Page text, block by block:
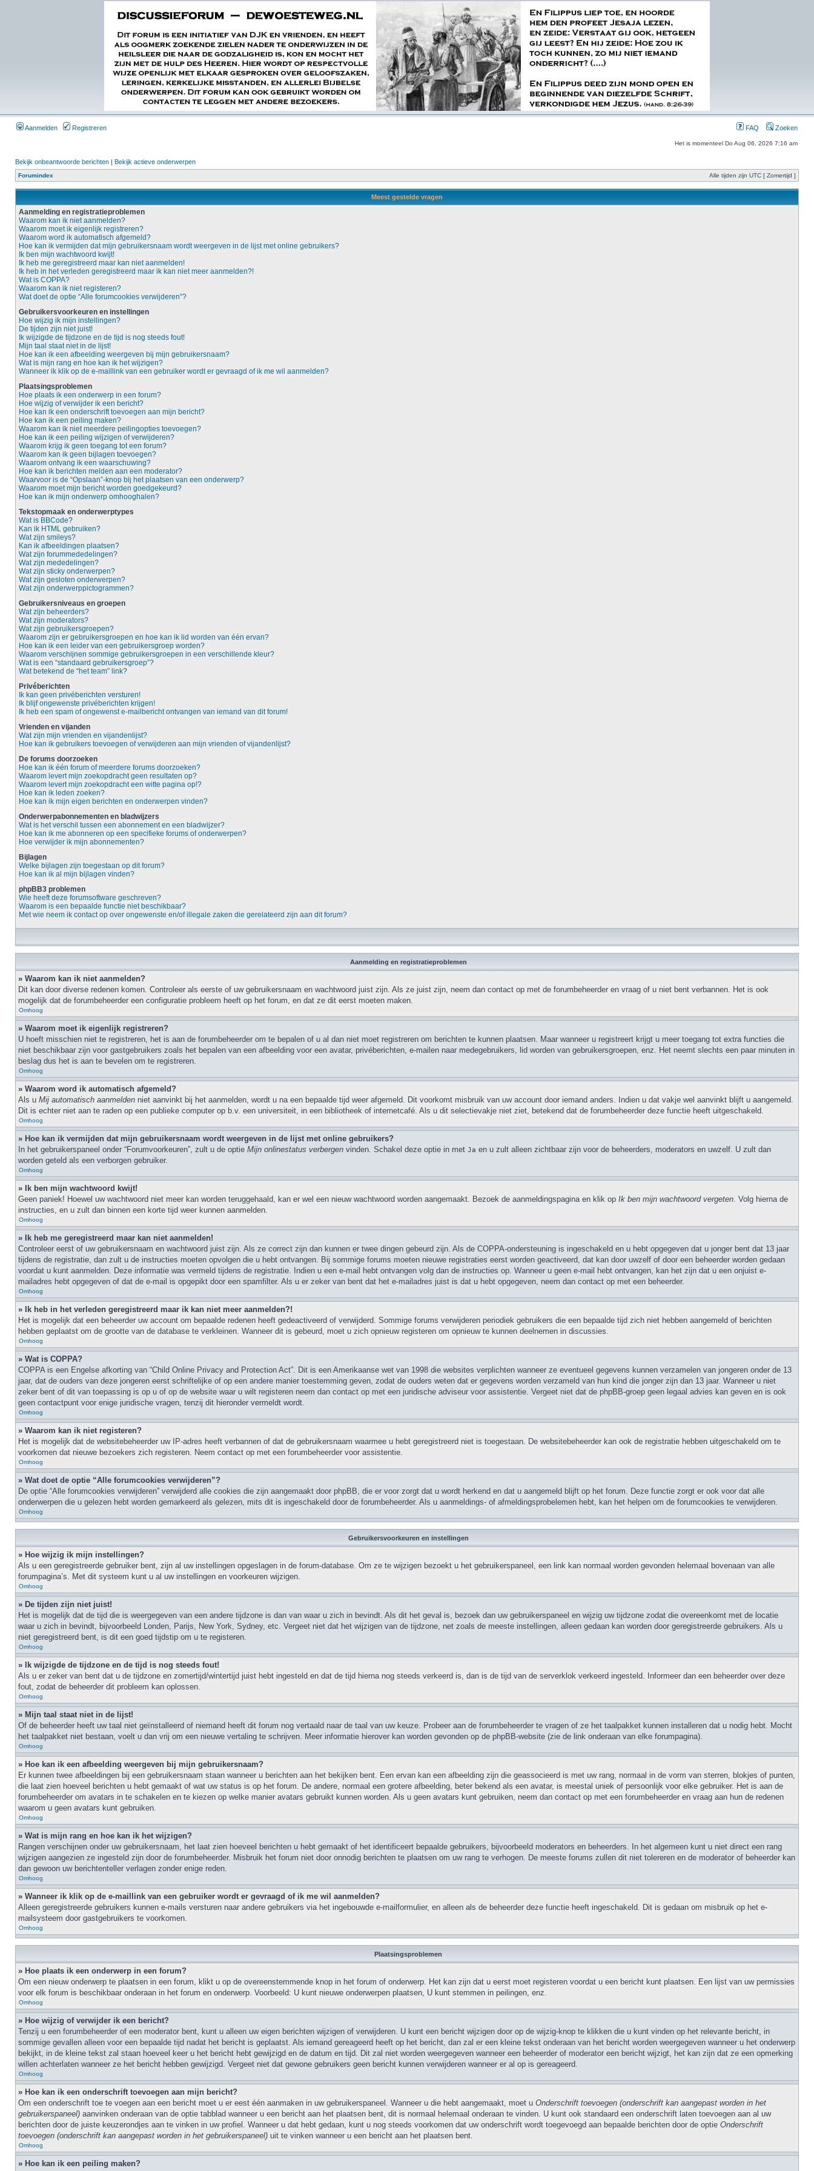
Aanmelden Registreren FAQ Zoeken
Het is momenteel Do Aug 06, 2026 7:16 am
Bekijk onbeantwoorde berichten | Bekijk actieve onderwerpen
Forumindex Alle tijden zijn UTC [ Zomertijd ]
Meest gestelde vragen
Aanmelding en registratieproblemen
Waarom kan ik niet aanmelden?
Waarom moet ik eigenlijk registreren?
Waarom word ik automatisch afgemeld?
Hoe kan ik vermijden dat mijn gebruikersnaam wordt weergeven in de lijst met online gebruikers?
Ik ben mijn wachtwoord kwijt!
Ik heb me geregistreerd maar kan niet aanmelden!
Ik heb in het verleden geregistreerd maar ik kan niet meer aanmelden?!
Wat is COPPA?
Waarom kan ik niet registeren?
Wat doet de optie “Alle forumcookies verwijderen”?
Gebruikersvoorkeuren en instellingen
Hoe wijzig ik mijn instellingen?
De tijden zijn niet juist!
Ik wijzigde de tijdzone en de tijd is nog steeds fout!
Mijn taal staat niet in de lijst!
Hoe kan ik een afbeelding weergeven bij mijn gebruikersnaam?
Wat is mijn rang en hoe kan ik het wijzigen?
Wanneer ik klik op de e-maillink van een gebruiker wordt er gevraagd of ik me wil aanmelden?
Plaatsingsproblemen
Hoe plaats ik een onderwerp in een forum?
Hoe wijzig of verwijder ik een bericht?
Hoe kan ik een onderschrift toevoegen aan mijn bericht?
Hoe kan ik een peiling maken?
Waarom kan ik niet meerdere peilingopties toevoegen?
Hoe kan ik een peiling wijzigen of verwijderen?
Waarom krijg ik geen toegang tot een forum?
Waarom kan ik geen bijlagen toevoegen?
Waarom ontvang ik een waarschuwing?
Hoe kan ik berichten melden aan een moderator?
Waarvoor is de “Opslaan”-knop bij het plaatsen van een onderwerp?
Waarom moet mijn bericht worden goedgekeurd?
Hoe kan ik mijn onderwerp omhooghalen?
Tekstopmaak en onderwerptypes
Wat is BBCode?
Kan ik HTML gebruiken?
Wat zijn smileys?
Kan ik afbeeldingen plaatsen?
Wat zijn forummededelingen?
Wat zijn mededelingen?
Wat zijn sticky onderwerpen?
Wat zijn gesloten onderwerpen?
Wat zijn onderwerppictogrammen?
Gebruikersniveaus en groepen
Wat zijn beheerders?
Wat zijn moderators?
Wat zijn gebruikersgroepen?
Waarom zijn er gebruikersgroepen en hoe kan ik lid worden van één ervan?
Hoe kan ik een leider van een gebruikersgroep worden?
Waarom verschijnen sommige gebruikersgroepen in een verschillende kleur?
Wat is een “standaard gebruikersgroep”?
Wat betekend de “het team” link?
Privéberichten
Ik kan geen privéberichten versturen!
Ik blijf ongewenste privéberichten krijgen!
Ik heb een spam of ongewenst e-mailbericht ontvangen van iemand van dit forum!
Vrienden en vijanden
Wat zijn mijn vrienden en vijandenlijst?
Hoe kan ik gebruikers toevoegen of verwijderen aan mijn vrienden of vijandenlijst?
De forums doorzoeken
Hoe kan ik één forum of meerdere forums doorzoeken?
Waarom levert mijn zoekopdracht geen resultaten op?
Waarom levert mijn zoekopdracht een witte pagina op!?
Hoe kan ik leden zoeken?
Hoe kan ik mijn eigen berichten en onderwerpen vinden?
Onderwerpabonnementen en bladwijzers
Wat is het verschil tussen een abonnement en een bladwijzer?
Hoe kan ik me abonneren op een specifieke forums of onderwerpen?
Hoe verwijder ik mijn abonnementen?
Bijlagen
Welke bijlagen zijn toegestaan op dit forum?
Hoe kan ik al mijn bijlagen vinden?
phpBB3 problemen
Wie heeft deze forumsoftware geschreven?
Waarom is een bepaalde functie niet beschikbaar?
Met wie neem ik contact op over ongewenste en/of illegale zaken die gerelateerd zijn aan dit forum?
Aanmelding en registratieproblemen
» Waarom kan ik niet aanmelden?
Dit kan door diverse redenen komen. Controleer als eerste of uw gebruikersnaam en wachtwoord juist zijn. Als ze juist zijn, neem dan contact op met de forumbeheerder en vraag of u niet bent verbannen. Het is ook
mogelijk dat de forumbeheerder een configuratie probleem heeft op het forum, en dat ze dit eerst moeten maken.
Omhoog
» Waarom moet ik eigenlijk registreren?
U hoeft misschien niet te registreren, het is aan de forumbeheerder om te bepalen of u al dan niet moet registreren om berichten te kunnen plaatsen. Maar wanneer u registreert krijgt u meer toegang tot extra functies die
niet beschikbaar zijn voor gastgebruikers zoals het bepalen van een afbeelding voor een avatar, privéberichten, e-mailen naar medegebruikers, lid worden van gebruikersgroepen, enz. Het neemt slechts een paar minuten in
beslag dus het is aan te bevelen om te registreren.
Omhoog
» Waarom word ik automatisch afgemeld?
Als u Mij automatisch aanmelden niet aanvinkt bij het aanmelden, wordt u na een bepaalde tijd weer afgemeld. Dit voorkomt misbruik van uw account door iemand anders. Indien u dat vakje wel aanvinkt blijft u aangemeld.
Dit is echter niet aan te raden op een publieke computer op b.v. een universiteit, in een bibliotheek of internetcafé. Als u dit selectievakje niet ziet, betekend dat de forumbeheerder deze functie heeft uitgeschakeld.
Omhoog
» Hoe kan ik vermijden dat mijn gebruikersnaam wordt weergeven in de lijst met online gebruikers?
In het gebruikerspaneel onder “Forumvoorkeuren”, zult u de optie Mijn onlinestatus verbergen vinden. Schakel deze optie in met Ja en u zult alleen zichtbaar zijn voor de beheerders, moderators en uwzelf. U zult dan
worden geteld als een verborgen gebruiker.
Omhoog
» Ik ben mijn wachtwoord kwijt!
Geen paniek! Hoewel uw wachtwoord niet meer kan worden teruggehaald, kan er wel een nieuw wachtwoord worden aangemaakt. Bezoek de aanmeldingspagina en klik op Ik ben mijn wachtwoord vergeten. Volg hierna de
instructies, en u zult dan binnen een korte tijd weer kunnen aanmelden.
Omhoog
» Ik heb me geregistreerd maar kan niet aanmelden!
Controleer eerst of uw gebruikersnaam en wachtwoord juist zijn. Als ze correct zijn dan kunnen er twee dingen gebeurd zijn. Als de COPPA-ondersteuning is ingeschakeld en u hebt opgegeven dat u jonger bent dat 13 jaar
tijdens de registratie, dan zult u de instructies moeten opvolgen die u hebt ontvangen. Bij sommige forums moeten nieuwe registraties eerst worden geactiveerd, dat kan door uwzelf of door een beheerder worden gedaan
voordat u kunt aanmelden. Deze informatie was vermeld tijdens de registratie. Indien u een e-mail hebt ontvangen volg dan de instructies op. Wanneer u geen e-mail hebt ontvangen, kan het zijn dat u een onjuist e-
mailadres hebt opgegeven of dat de e-mail is opgepikt door een spamfilter. Als u er zeker van bent dat het e-mailadres juist is dat u hebt opgegeven, neem dan contact op met een beheerder.
Omhoog
» Ik heb in het verleden geregistreerd maar ik kan niet meer aanmelden?!
Het is mogelijk dat een beheerder uw account om bepaalde redenen heeft gedeactiveerd of verwijderd. Sommige forums verwijderen periodiek gebruikers die een bepaalde tijd zich niet hebben aangemeld of berichten
hebben geplaatst om de grootte van de database te verkleinen. Wanneer dit is gebeurd, moet u zich opnieuw registeren om opnieuw te kunnen deelnemen in discussies.
Omhoog
» Wat is COPPA?
COPPA is een Engelse afkorting van “Child Online Privacy and Protection Act”. Dit is een Amerikaanse wet van 1998 die websites verplichten wanneer ze eventueel gegevens kunnen verzamelen van jongeren onder de 13
jaar, dat de ouders van deze jongeren eerst schriftelijke of op een andere manier toestemming geven, zodat de ouders weten dat er gegevens worden verzameld van hun kind die jonger zijn dan 13 jaar. Wanneer u niet
zeker bent of dit van toepassing is op u of op de website waar u wilt registeren neem dan contact op met een juridische adviseur voor assistentie. Vergeet niet dat de phpBB-groep geen legaal advies kan geven en is ook
geen contactpunt voor enige juridische vragen, tenzij dit hieronder vermeldt wordt.
Omhoog
» Waarom kan ik niet registeren?
Het is mogelijk dat de websitebeheerder uw IP-adres heeft verbannen of dat de gebruikersnaam waarmee u hebt geregistreerd niet is toegestaan. De websitebeheerder kan ook de registratie hebben uitgeschakeld om te
voorkomen dat nieuwe bezoekers zich registeren. Neem contact op met een forumbeheerder voor assistentie.
Omhoog
» Wat doet de optie “Alle forumcookies verwijderen”?
De optie “Alle forumcookies verwijderen” verwijderd alle cookies die zijn aangemaakt door phpBB, die er voor zorgt dat u wordt herkend en dat u aangemeld blijft op het forum. Deze functie zorgt er ook voor dat alle
onderwerpen die u gelezen hebt worden gemarkeerd als gelezen, mits dit is ingeschakeld door de forumbeheerder. Als u aanmeldings- of afmeldingsprobelemen hebt, kan het helpen om de forumcookies te verwijderen.
Omhoog
Gebruikersvoorkeuren en instellingen
» Hoe wijzig ik mijn instellingen?
Als u een geregistreerde gebruiker bent, zijn al uw instellingen opgeslagen in de forum-database. Om ze te wijzigen bezoekt u het gebruikerspaneel, een link kan normaal worden gevonden helemaal bovenaan van alle
forumpagina’s. Met dit systeem kunt u al uw instellingen en voorkeuren wijzigen.
Omhoog
» De tijden zijn niet juist!
Het is mogelijk dat de tijd die is weergegeven van een andere tijdzone is dan van waar u zich in bevindt. Als dit het geval is, bezoek dan uw gebruikerspaneel en wijzig uw tijdzone zodat die overeenkomt met de locatie
waar u zich in bevindt, bijvoorbeeld Londen, Parijs, New York, Sydney, etc. Vergeet niet dat het wijzigen van de tijdzone, net zoals de meeste instellingen, alleen gedaan kan worden door geregistreerde gebruikers. Als u
niet geregistreerd bent, is dit een goed tijdstip om u te registeren.
Omhoog
» Ik wijzigde de tijdzone en de tijd is nog steeds fout!
Als u er zeker van bent dat u de tijdzone en zomertijd/wintertijd juist hebt ingesteld en dat de tijd hierna nog steeds verkeerd is, dan is de tijd van de serverklok verkeerd ingesteld. Informeer dan een beheerder over deze
fout, zodat de beheerder dit probleem kan oplossen.
Omhoog
» Mijn taal staat niet in de lijst!
Of de beheerder heeft uw taal niet geïnstalleerd of niemand heeft dit forum nog vertaald naar de taal van uw keuze. Probeer aan de forumbeheerder te vragen of ze het taalpakket kunnen installeren dat u nodig hebt. Mocht
het taalpakket niet bestaan, voelt u dan vrij om een nieuwe vertaling te schrijven. Meer informatie hierover kan worden gevonden op de phpBB-website (zie de link onderaan van elke forumpagina).
Omhoog
» Hoe kan ik een afbeelding weergeven bij mijn gebruikersnaam?
Er kunnen twee afbeeldingen bij een gebruikersnaam staan wanneer u berichten aan het bekijken bent. Een ervan kan een afbeelding zijn die geassocieerd is met uw rang, normaal in de vorm van sterren, blokjes of punten,
die laat zien hoeveel berichten u hebt gemaakt of wat uw status is op het forum. De andere, normaal een grotere afbeelding, beter bekend als een avatar, is meestal uniek of persoonlijk voor elke gebruiker. Het is aan de
forumbeheerder om avatars in te schakelen en te kiezen op welke manier avatars gebruikt kunnen worden. Als u geen avatars kunt gebruiken, neem dan contact op met een forumbeheerder en vraag aan hun de redenen
waarom u geen avatars kunt gebruiken.
Omhoog
» Wat is mijn rang en hoe kan ik het wijzigen?
Rangen verschijnen onder uw gebruikersnaam, het laat zien hoeveel berichten u hebt gemaakt of het identificeert bepaalde gebruikers, bijvoorbeeld moderators en beheerders. In het algemeen kunt u niet direct een rang
wijzigen aangezien ze ingesteld zijn door de forumbeheerder. Misbruik het forum niet door onnodig berichten te plaatsen om uw rang te verhogen. De meeste forums zullen dit niet tolereren en de moderator of beheerder kan
dan gewoon uw berichtenteller verlagen zonder enige reden.
Omhoog
» Wanneer ik klik op de e-maillink van een gebruiker wordt er gevraagd of ik me wil aanmelden?
Alleen geregistreerde gebruikers kunnen e-mails versturen naar andere gebruikers via het ingebouwde e-mailformulier, en alleen als de beheerder deze functie heeft ingeschakeld. Dit is gedaan om misbruik op het e-
mailsysteem door gastgebruikers te voorkomen.
Omhoog
Plaatsingsproblemen
» Hoe plaats ik een onderwerp in een forum?
Om een nieuw onderwerp te plaatsen in een forum, klikt u op de overeenstemmende knop in het forum of onderwerp. Het kan zijn dat u eerst moet registeren voordat u een bericht kunt plaatsen. Een lijst van uw permissies
voor elk forum is beschikbaar onderaan in het forum en onderwerp. Voorbeeld: U kunt nieuwe onderwerpen plaatsen, U kunt stemmen in peilingen, enz.
Omhoog
» Hoe wijzig of verwijder ik een bericht?
Tenzij u een forumbeheerder of een moderator bent, kunt u alleen uw eigen berichten wijzigen of verwijderen. U kunt een bericht wijzigen door op de wijzig-knop te klikken die u kunt vinden op het relevante bericht, in
sommige gevallen alleen voor een bepaalde tijd nadat het bericht is geplaatst. Als iemand gereageerd heeft op het bericht, dan zal er een kleine tekst onderaan van het bericht worden weergegeven wanneer u het onderwerp
bekijkt, in de kleine tekst zal staan hoeveel keer u het bericht hebt gewijzigd en de datum en tijd. Dit zal niet worden weergegeven wanneer een beheerder of moderator een bericht wijzigt, het kan zijn dat ze een opmerking
willen achterlaten wanneer ze het bericht hebben gewijzigd. Vergeet niet dat gewone gebruikers geen bericht kunnen verwijderen wanneer er al op is gereageerd.
Omhoog
» Hoe kan ik een onderschrift toevoegen aan mijn bericht?
Om een onderschrift toe te voegen aan een bericht moet u er eest één aanmaken in uw gebruikerspaneel. Wanneer u die hebt aangemaakt, moet u Onderschrift toevoegen (onderschrift kan aangepast worden in het
gebruikerspaneel) aanvinken onderaan van de optie tabblad wanneer u een bericht aan het plaatsen bent, dit is normaal helemaal onderaan te vinden. U kunt ook standaard een onderschrift laten toevoegen aan al uw
berichten door de juiste keuzerondjes aan te vinken in uw profiel. Wanneer u dat hebt gedaan, kunt u nog steeds voorkomen dat uw onderschrift wordt toegevoegd aan bepaalde berichten door de optie Onderschrift
toevoegen (onderschrift kan aangepast worden in het gebruikerspaneel) uit te vinken wanneer u een bericht aan het plaatsen bent.
Omhoog
» Hoe kan ik een peiling maken?